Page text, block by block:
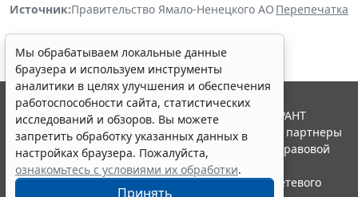
Источник:Правительство Ямало-Ненецкого АО Перепечатка
Мы обрабатываем локальные данные
браузера и используем инструменты
аналитики в целях улучшения и обеспечения
работоспособности сайта, статистических
исследований и обзоров. Вы можете
запретить обработку указанных данных в
настройках браузера. Пожалуйста,
ознакомьтесь с условиями их обработки.
Принять
© ООО "НПП "ГАРАНТ-СЕРВИС", 2026. Система ГАРАНТ
выпускается с 1990 года. Компания "Гарант" и ее партнеры
являются участниками Российской ассоциации правовой
информации ГАРАНТ.
Портал ГАРАНТ.РУ зарегистрирован в качестве сетевого